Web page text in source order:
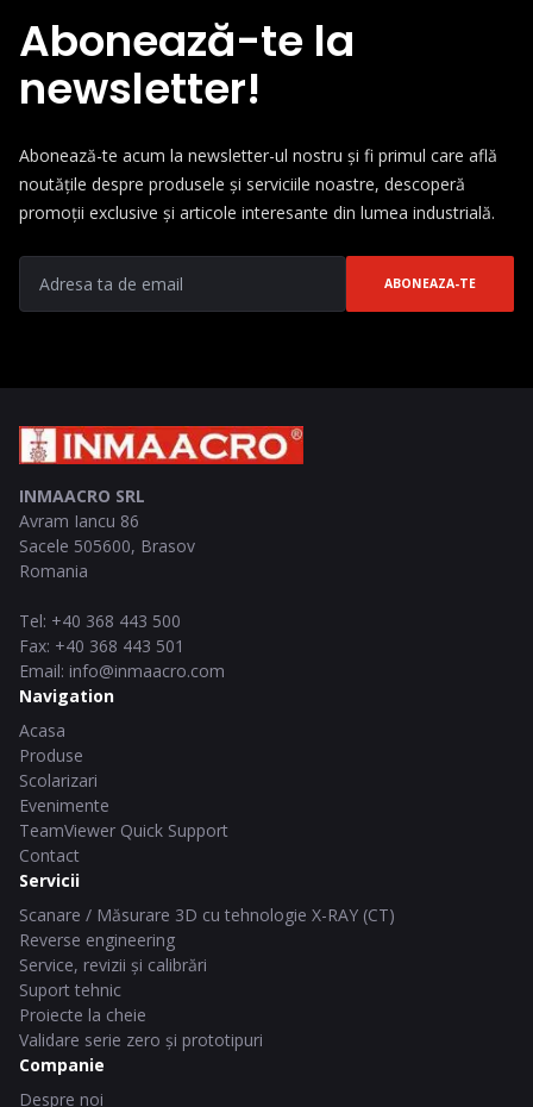
Abonează-te la
newsletter!
Abonează-te acum la newsletter-ul nostru și fi primul care află
noutățile despre produsele și serviciile noastre, descoperă
promoții exclusive și articole interesante din lumea industrială.
ABONEAZA-TE
INMAACRO SRL
Avram Iancu 86
Sacele 505600, Brasov
Romania
Tel: +40 368 443 500
Fax: +40 368 443 501
Email: info@inmaacro.com
Navigation
Acasa
Produse
Scolarizari
Evenimente
TeamViewer Quick Support
Contact
Servicii
Scanare / Măsurare 3D cu tehnologie X-RAY (CT)
Reverse engineering
Service, revizii și calibrări
Suport tehnic
Proiecte la cheie
Validare serie zero și prototipuri
Companie
Despre noi